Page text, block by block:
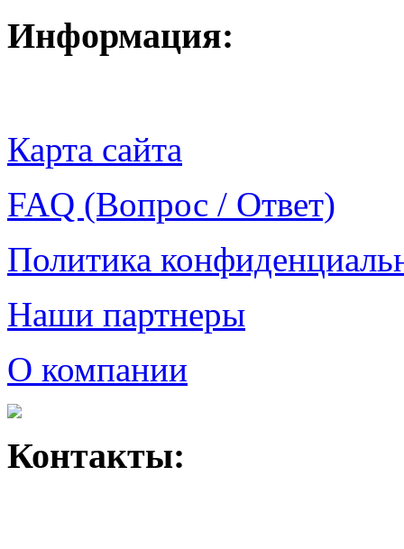
Информация:
Карта сайта
FAQ (Вопрос / Ответ)
Политика
Наши партнеры
О компании
Контакты: